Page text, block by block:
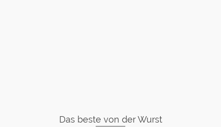
Das beste von der Wurst